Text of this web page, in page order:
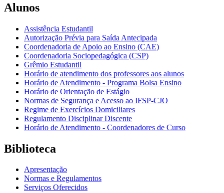
Alunos
Assistência Estudantil
Autorização Prévia para Saída Antecipada
Coordenadoria de Apoio ao Ensino (CAE)
Coordenadoria Sociopedagógica (CSP)
Grêmio Estudantil
Horário de atendimento dos professores aos alunos
Horário de Atendimento - Programa Bolsa Ensino
Horário de Orientação de Estágio
Normas de Segurança e Acesso ao IFSP-CJO
Regime de Exercícios Domiciliares
Regulamento Disciplinar Discente
Horário de Atendimento - Coordenadores de Curso
Biblioteca
Apresentação
Normas e Regulamentos
Serviços Oferecidos